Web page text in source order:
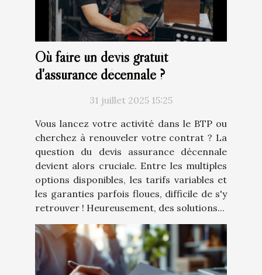
Où faire un devis gratuit
d'assurance décennale ?
31 juillet 2025 15:25
Vous lancez votre activité dans le BTP ou
cherchez à renouveler votre contrat ? La
question du devis assurance décennale
devient alors cruciale. Entre les multiples
options disponibles, les tarifs variables et
les garanties parfois floues, difficile de s'y
retrouver ! Heureusement, des solutions...